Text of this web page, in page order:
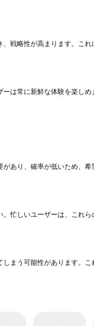
戦略性が高まります。これ
は常に新鮮な体験を楽しめ
あり、確率が低いため、希
忙しいユーザーは、これら
まう可能性があります。こ